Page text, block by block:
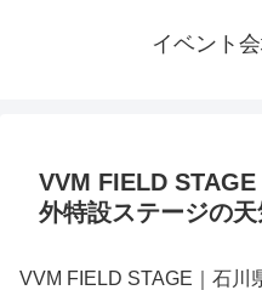
イベント
VVM FIELD
外特設ステージの
VVM FIELD STAGE｜石川